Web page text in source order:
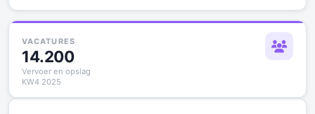
VACATURES
14.200
Vervoer en opslag
KW4 2025